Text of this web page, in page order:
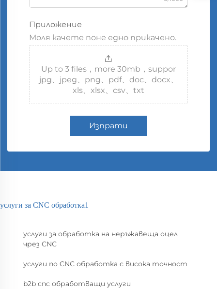
Приложение
Моля качете поне едно прикачено.
Up to 3 files，more 30mb，suppor
jpg、jpeg、png、pdf、doc、docx、
xls、xlsx、csv、txt
Изпрати
услуги за CNC обработка1
услуги за обработка на неръжавеща оцел
чрез CNC
услуги по CNC обработка с висока точност
b2b cnc обработващи услуги